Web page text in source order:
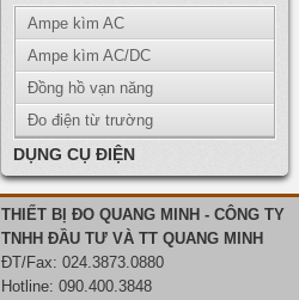
Ampe kìm AC
Ampe kìm AC/DC
Đồng hồ vạn năng
Đo điện từ trường
DỤNG CỤ ĐIỆN
THIẾT BỊ ĐO QUANG MINH - CÔNG TY
TNHH ĐẦU TƯ VÀ TT QUANG MINH
ĐT/Fax: 024.3873.0880
Hotline: 090.400.3848